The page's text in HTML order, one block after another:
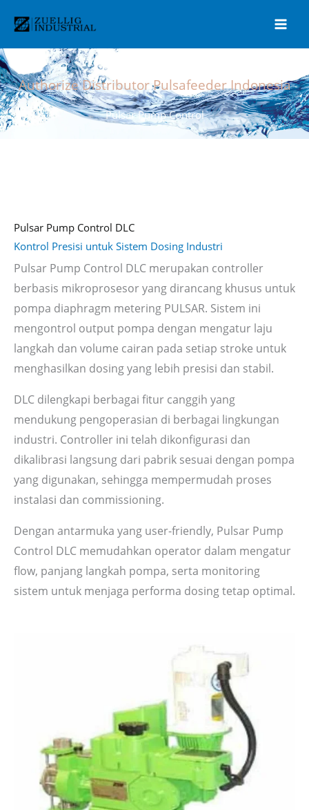
konten
Authorize Distributor Pulsafeeder Indonesia
Pulsar Pump Control
Pulsar Pump Control DLC
Kontrol Presisi untuk Sistem Dosing Industri
Pulsar Pump Control DLC merupakan controller
berbasis mikroprosesor yang dirancang khusus untuk
pompa diaphragm metering PULSAR. Sistem ini
mengontrol output pompa dengan mengatur laju
langkah dan volume cairan pada setiap stroke untuk
menghasilkan dosing yang lebih presisi dan stabil.
DLC dilengkapi berbagai fitur canggih yang
mendukung pengoperasian di berbagai lingkungan
industri. Controller ini telah dikonfigurasi dan
dikalibrasi langsung dari pabrik sesuai dengan pompa
yang digunakan, sehingga mempermudah proses
instalasi dan commissioning.
Dengan antarmuka yang user-friendly, Pulsar Pump
Control DLC memudahkan operator dalam mengatur
flow, panjang langkah pompa, serta monitoring
sistem untuk menjaga performa dosing tetap optimal.